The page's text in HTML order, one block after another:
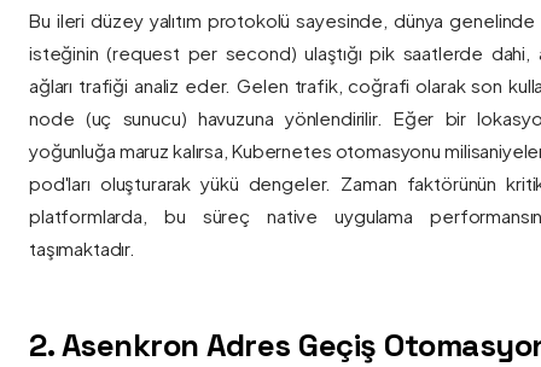
Bu ileri düzey yalıtım protokolü sayesinde, dünya genelinde
isteğinin (request per second) ulaştığı pik saatlerde dahi,
ağları trafiği analiz eder. Gelen trafik, coğrafi olarak son
node (uç sunucu) havuzuna yönlendirilir. Eğer bir
yoğunluğa maruz kalırsa, Kubernetes otomasyonu
pod'ları oluşturarak yükü dengeler. Zaman faktörünün
platformlarda, bu süreç native uygulama
taşımaktadır.
2. Asenkron Adres Geçiş